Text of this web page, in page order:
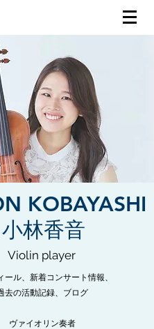
KOBAYASHI
小林香音
Violin player
ール、新着コンサート情報、
去の活動記録、ブログ
ヴァイオリン奏者